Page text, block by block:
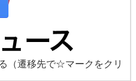
（遷移先で☆マークをクリ